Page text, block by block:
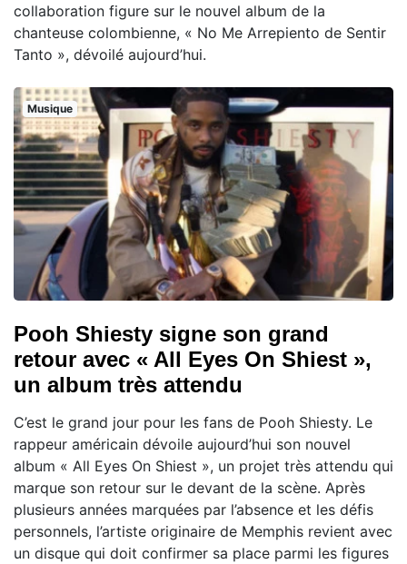
collaboration figure sur le nouvel album de la
chanteuse colombienne, « No Me Arrepiento de Sentir
Tanto », dévoilé aujourd’hui.
Musique
Pooh Shiesty signe son grand
retour avec « All Eyes On Shiest »,
un album très attendu
C’est le grand jour pour les fans de Pooh Shiesty. Le
rappeur américain dévoile aujourd’hui son nouvel
album « All Eyes On Shiest », un projet très attendu qui
marque son retour sur le devant de la scène. Après
plusieurs années marquées par l’absence et les défis
personnels, l’artiste originaire de Memphis revient avec
un disque qui doit confirmer sa place parmi les figures